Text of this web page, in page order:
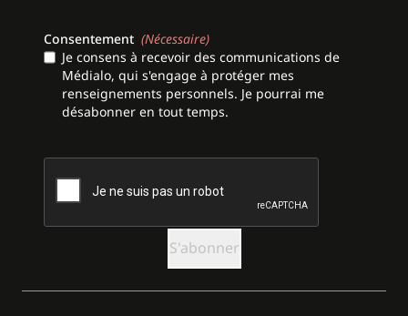
Consentement (Nécessaire)
Je consens à recevoir des communications de
Médialo, qui s'engage à protéger mes
renseignements personnels. Je pourrai me
désabonner en tout temps.
CAPTCHA